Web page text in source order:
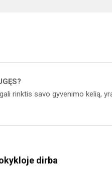
rinktis savo gyvenimo kelią,
dirba